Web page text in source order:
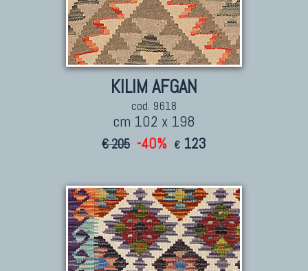
KILIM AFGAN
cod. 9618
cm 102 x 198
€ 205 -40% € 123